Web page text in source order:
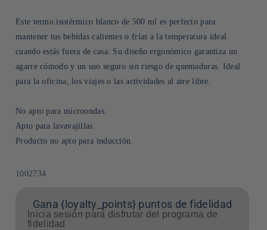
Este termo isotérmico blanco de 500 ml es perfecto para
mantener tus bebidas calientes o frías a la temperatura ideal
cuando estás fuera de casa. Su diseño ergonómico garantiza un
agarre cómodo y un uso seguro sin riesgo de quemaduras. Ideal
para la oficina, los viajes o las actividades al aire libre.
No apto para microondas.
Apto para lavavajillas.
Producto no apto para inducción.
SKU:
1002734
Gana {loyalty_points} puntos de fidelidad
Inicia sesión para disfrutar del programa de
fidelidad